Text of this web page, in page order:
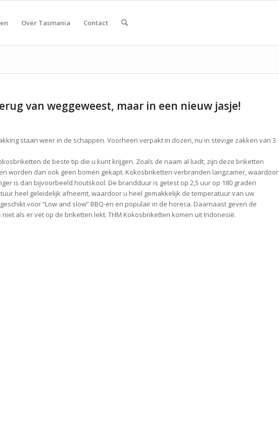
Over Tasmania Contact
van weggeweest, maar in een nieuw jasje!
staan weer in de schappen. Voorheen verpakt in dozen, nu in stevige zakken van 3
de beste tip die u kunt krijgen. Zoals de naam al luidt, zijn deze briketten
worden dan ook geen bomen gekapt. Kokosbriketten verbranden langzamer, waardoor
is dan bijvoorbeeld houtskool. De brandduur is getest op 2,5 uur op 180 graden
heel geleidelijk afneemt, waardoor u heel gemakkelijk de temperatuur van uw
voor “Low and slow” BBQ-en en populair in de horeca. Daarnaast geven de
als er vet op de briketten lekt. THM Kokosbriketten komen uit Indonesië.